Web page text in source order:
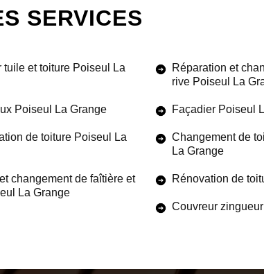
SERVICES
tuile et toiture Poiseul La
Poiseul La Grange
de toiture Poiseul La
changement de faîtière et
La Grange
Réparation et
rive Poiseul La
Façadier Poiseul
Changement de
La Grange
Rénovation de
Couvreur